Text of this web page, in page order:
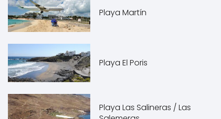
Playa Martín
Playa El Poris
Playa Las Salineras / Las